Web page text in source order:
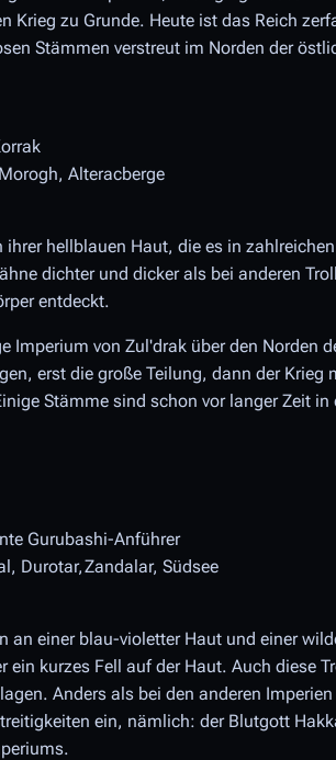
Krieg zu Grunde. Heute ist das Reich
Stämmen verstreut im Norden der
Alteracberge
hellblauen Haut, die es in
dichter und dicker als bei anderen
entdeckt.
Imperium von Zul'drak über den Norden
erst die große Teilung, dann der Krieg
Stämme sind schon vor langer Zeit
Gurubashi-Anführer
Durotar,Zandalar, Südsee
an einer blau-violetter Haut und einer
ein kurzes Fell auf der Haut. Auch diese
Anders als bei den anderen
ein, nämlich: der Blutgott